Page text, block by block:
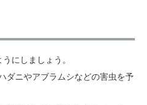
にしましょう。
ダニやアブラムシなどの害虫を予